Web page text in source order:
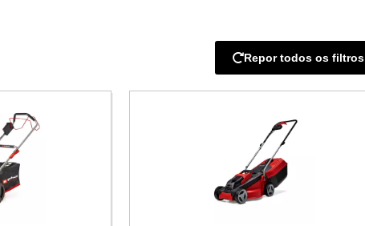
Repor todos os filtros